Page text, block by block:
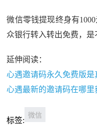
微信零钱提现终身有
众银行转入转出免费，是
延伸阅读：
心遇邀请码永久免费版是
心遇最新的邀请码在哪里
标签:
微信